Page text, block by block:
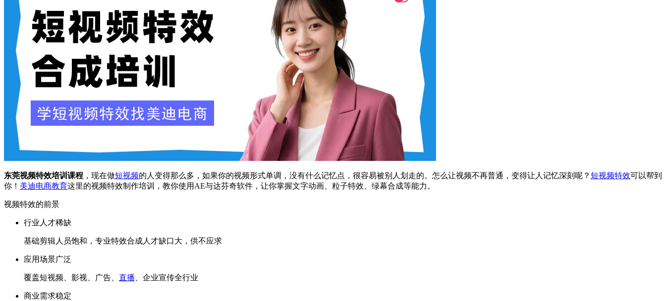
东莞视频特效培训课程 ，现在做短视频的人变得那么多，如果你的视频形式单调，没有什么记忆点，很容易被别人划走的。怎么让视频不再普通，变得让人记忆深刻呢？ 短视频特效可以帮到
你！ 美迪电商教育这里的视频特效制作培训，教你使用AE与达芬奇软件，让你掌握文字动画、粒子特效、绿幕合成等能力。
视频特效的前景
行业人才稀缺
基础剪辑人员饱和，专业特效合成人才缺口大，供不应求
应用场景广泛
覆盖短视频、影视、广告、 直播 、企业宣传全行业
商业需求稳定